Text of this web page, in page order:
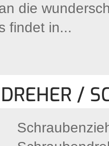
die
findet in...
/